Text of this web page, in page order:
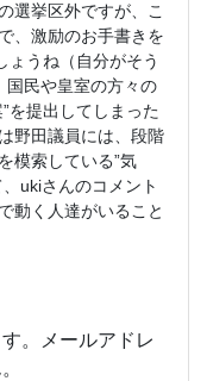
選挙区外ですが、こ
、激励のお手書きを
ょうね（自分がそう
国民や皇室の方々の
を提出してしまった
野田議員には、段階
模索している”気
ukiさんのコメント
動く人達がいること
。メールアドレ